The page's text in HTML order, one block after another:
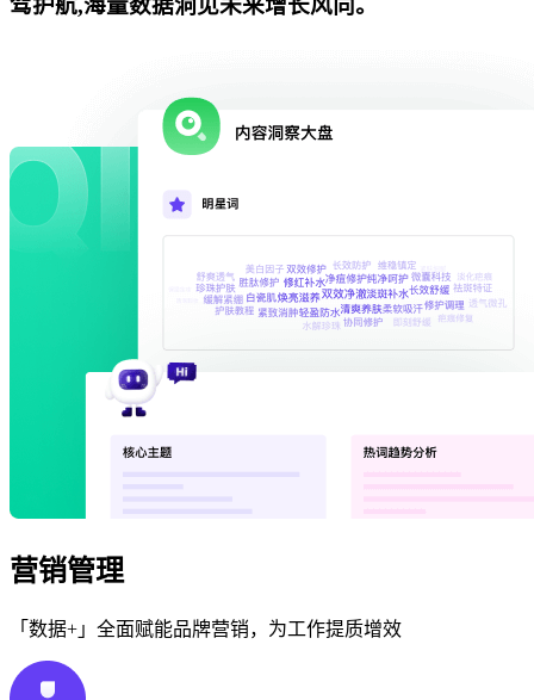
驾护航,海量数据洞见未来增长风向。
营销管理
「数据+」全面赋能品牌营销，为工作提质增效